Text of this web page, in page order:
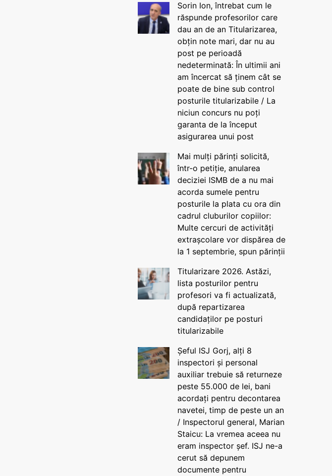
Sorin Ion, întrebat cum le
răspunde profesorilor care
dau an de an Titularizarea,
obțin note mari, dar nu au
post pe perioadă
nedeterminată: În ultimii ani
am încercat să ținem cât se
poate de bine sub control
posturile titularizabile / La
niciun concurs nu poți
garanta de la început
asigurarea unui post
Mai mulți părinți solicită,
într-o petiție, anularea
deciziei ISMB de a nu mai
acorda sumele pentru
posturile la plata cu ora din
cadrul cluburilor copiilor:
Multe cercuri de activități
extrașcolare vor dispărea de
la 1 septembrie, spun părinții
Titularizare 2026. Astăzi,
lista posturilor pentru
profesori va fi actualizată,
după repartizarea
candidaților pe posturi
titularizabile
Șeful ISJ Gorj, alți 8
inspectori și personal
auxiliar trebuie să returneze
peste 55.000 de lei, bani
acordați pentru decontarea
navetei, timp de peste un an
/ Inspectorul general, Marian
Staicu: La vremea aceea nu
eram inspector șef. ISJ ne-a
cerut să depunem
documente pentru